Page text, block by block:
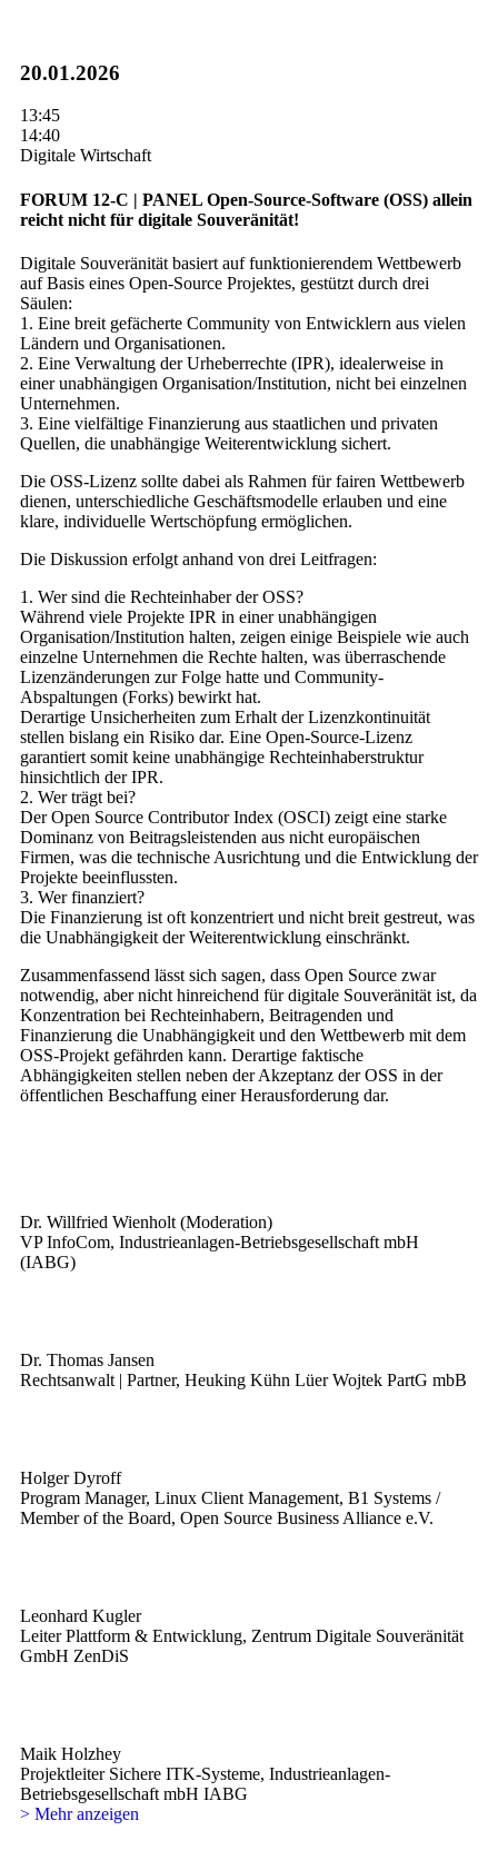
20.01.2026
13:45
14:40
Digitale Wirtschaft
FORUM 12-C | PANEL Open-Source-Software (OSS) allein
reicht nicht für digitale Souveränität!
Digitale Souveränität basiert auf funktionierendem Wettbewerb
auf Basis eines Open-Source Projektes, gestützt durch drei
Säulen:
1. Eine breit gefächerte Community von Entwicklern aus vielen
Ländern und Organisationen.
2. Eine Verwaltung der Urheberrechte (IPR), idealerweise in
einer unabhängigen Organisation/Institution, nicht bei einzelnen
Unternehmen.
3. Eine vielfältige Finanzierung aus staatlichen und privaten
Quellen, die unabhängige Weiterentwicklung sichert.
Die OSS-Lizenz sollte dabei als Rahmen für fairen Wettbewerb
dienen, unterschiedliche Geschäftsmodelle erlauben und eine
klare, individuelle Wertschöpfung ermöglichen.
Die Diskussion erfolgt anhand von drei Leitfragen:
1. Wer sind die Rechteinhaber der OSS?
Während viele Projekte IPR in einer unabhängigen
Organisation/Institution halten, zeigen einige Beispiele wie auch
einzelne Unternehmen die Rechte halten, was überraschende
Lizenzänderungen zur Folge hatte und Community-
Abspaltungen (Forks) bewirkt hat.
Derartige Unsicherheiten zum Erhalt der Lizenzkontinuität
stellen bislang ein Risiko dar. Eine Open-Source-Lizenz
garantiert somit keine unabhängige Rechteinhaberstruktur
hinsichtlich der IPR.
2. Wer trägt bei?
Der Open Source Contributor Index (OSCI) zeigt eine starke
Dominanz von Beitragsleistenden aus nicht europäischen
Firmen, was die technische Ausrichtung und die Entwicklung der
Projekte beeinflussten.
3. Wer finanziert?
Die Finanzierung ist oft konzentriert und nicht breit gestreut, was
die Unabhängigkeit der Weiterentwicklung einschränkt.
Zusammenfassend lässt sich sagen, dass Open Source zwar
notwendig, aber nicht hinreichend für digitale Souveränität ist, da
Konzentration bei Rechteinhabern, Beitragenden und
Finanzierung die Unabhängigkeit und den Wettbewerb mit dem
OSS-Projekt gefährden kann. Derartige faktische
Abhängigkeiten stellen neben der Akzeptanz der OSS in der
öffentlichen Beschaffung einer Herausforderung dar.
Dr. Willfried Wienholt (Moderation)
VP InfoCom, Industrieanlagen-Betriebsgesellschaft mbH
(IABG)
Dr. Thomas Jansen
Rechtsanwalt | Partner, Heuking Kühn Lüer Wojtek PartG mbB
Holger Dyroff
Program Manager, Linux Client Management, B1 Systems /
Member of the Board, Open Source Business Alliance e.V.
Leonhard Kugler
Leiter Plattform & Entwicklung, Zentrum Digitale Souveränität
GmbH ZenDiS
Maik Holzhey
Projektleiter Sichere ITK-Systeme, Industrieanlagen-
Betriebsgesellschaft mbH IABG
> Mehr anzeigen